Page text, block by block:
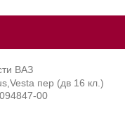
ВАЗ
пер (дв 16 кл.)
00